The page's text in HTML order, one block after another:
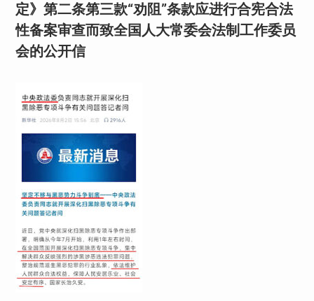
定》第二条第三款“劝阻”条款应进行合宪合法
性备案审查而致全国人大常委会法制工作委员
会的公开信